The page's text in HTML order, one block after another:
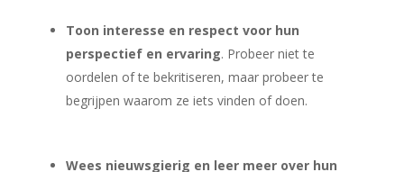
Toon interesse en respect voor hun
perspectief en ervaring. Probeer niet te
oordelen of te bekritiseren, maar probeer te
begrijpen waarom ze iets vinden of doen.
Wees nieuwsgierig en leer meer over hun